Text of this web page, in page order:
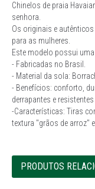
Chinelos de praia
senhora.
Os originais e
para as mulheres.
Este modelo possui
- Fabricadas no Brasil.
- Material da sola:
- Benefícios: conforto,
derrapantes e resistentes
-Características: Tiras
textura "grãos de arroz"
PRODUTOS